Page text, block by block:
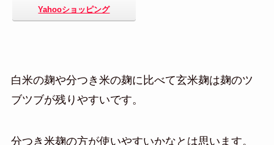
Yahooショッピング
白米の麹や分つき米の麹に比べて玄米麹は麹のツ
ブツブが残りやすいです。
分つき米麹の方が使いやすいかなとは思います。